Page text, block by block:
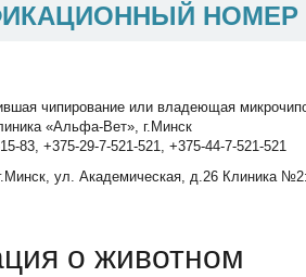
чипирование или владеющая
«Альфа-Вет», г.Минск
83, +375-29-7-521-521, +375-44-7-521-521
ул. Академическая, д.26 Клиника
о животном